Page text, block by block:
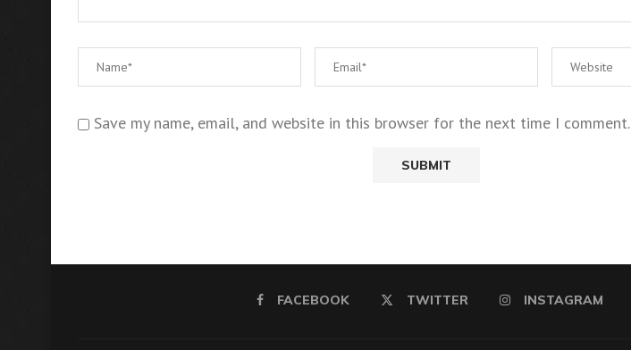
Save my name, email, and website in this browser for the next time I comment.
FACEBOOK TWITTER INSTAGRAM